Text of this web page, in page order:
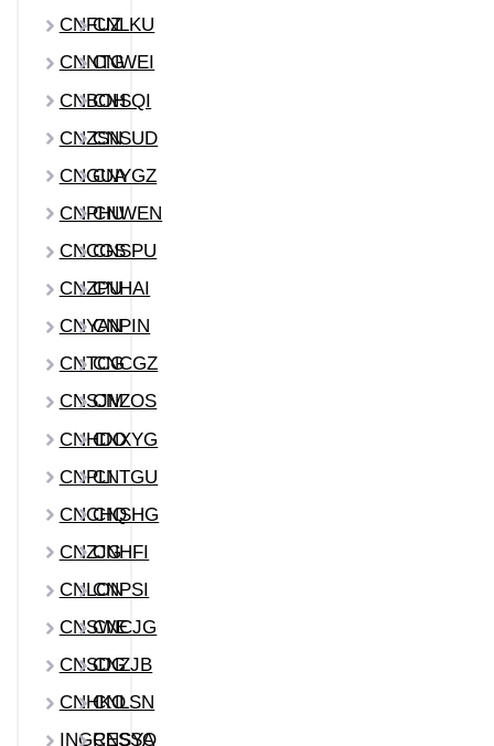
CNFUZCNLKU
CNNTG
CNWEI
CNBOH
CNSQI
CNZSNCNSUD
CNGUACNYGZ
CNPHUCNWEN
CNCGSCNSPU
CNZPUCNHAI
CNYANCNPIN
CNTCGCNCGZ
CNSJMCNZOS
CNHDOCNXYG
CNPLICNTGU
CNCHQCNSHG
CNZJGCNHFI
CNLON
CNPSI
CNSWE
CNCJG
CNSDG
CNZJB
CNHKO
CNLSN
INGRESSO
CNSYA